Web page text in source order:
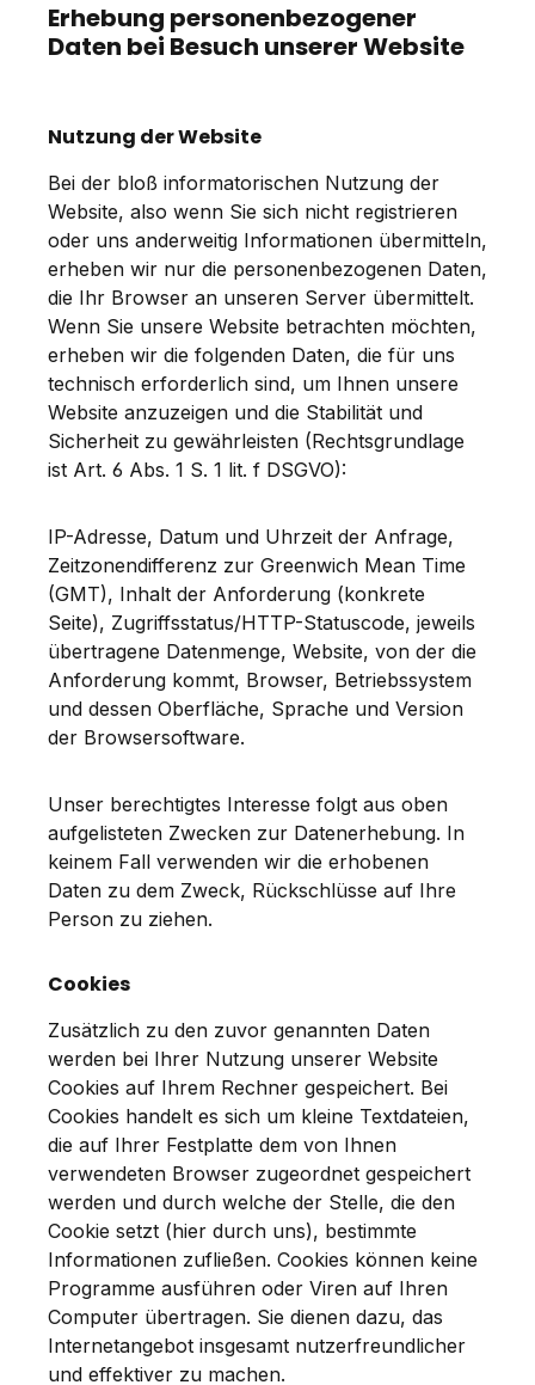
Erhebung personenbezogener
Daten bei Besuch unserer Website
Nutzung der Website
Bei der bloß informatorischen Nutzung der
Website, also wenn Sie sich nicht registrieren
oder uns anderweitig Informationen übermitteln,
erheben wir nur die personenbezogenen Daten,
die Ihr Browser an unseren Server übermittelt.
Wenn Sie unsere Website betrachten möchten,
erheben wir die folgenden Daten, die für uns
technisch erforderlich sind, um Ihnen unsere
Website anzuzeigen und die Stabilität und
Sicherheit zu gewährleisten (Rechtsgrundlage
ist Art. 6 Abs. 1 S. 1 lit. f DSGVO):
IP-Adresse, Datum und Uhrzeit der Anfrage,
Zeitzonendifferenz zur Greenwich Mean Time
(GMT), Inhalt der Anforderung (konkrete
Seite), Zugriffsstatus/HTTP-Statuscode, jeweils
übertragene Datenmenge, Website, von der die
Anforderung kommt, Browser, Betriebssystem
und dessen Oberfläche, Sprache und Version
der Browsersoftware.
Unser berechtigtes Interesse folgt aus oben
aufgelisteten Zwecken zur Datenerhebung. In
keinem Fall verwenden wir die erhobenen
Daten zu dem Zweck, Rückschlüsse auf Ihre
Person zu ziehen.
Cookies
Zusätzlich zu den zuvor genannten Daten
werden bei Ihrer Nutzung unserer Website
Cookies auf Ihrem Rechner gespeichert. Bei
Cookies handelt es sich um kleine Textdateien,
die auf Ihrer Festplatte dem von Ihnen
verwendeten Browser zugeordnet gespeichert
werden und durch welche der Stelle, die den
Cookie setzt (hier durch uns), bestimmte
Informationen zufließen. Cookies können keine
Programme ausführen oder Viren auf Ihren
Computer übertragen. Sie dienen dazu, das
Internetangebot insgesamt nutzerfreundlicher
und effektiver zu machen.